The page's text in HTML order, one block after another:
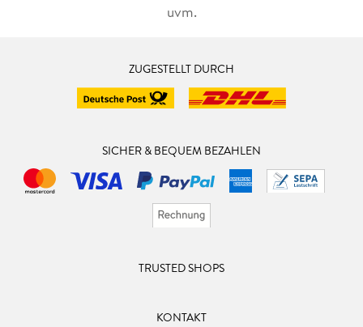
uvm.
ZUGESTELLT DURCH
SICHER & BEQUEM BEZAHLEN
TRUSTED SHOPS
KONTAKT